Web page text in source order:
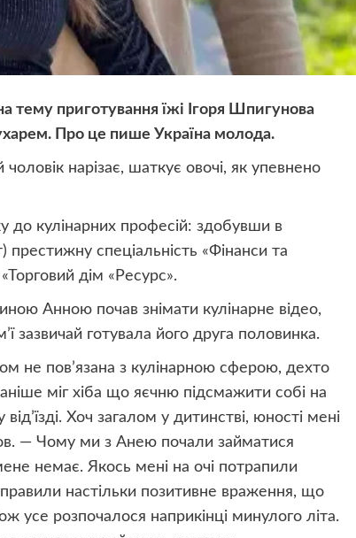
тему приготування їжі Ігоря Шпигунова
Про це пише Україна молода.
нарізає, шаткує овочі, як упевнено
до кулінарних професій: здобувши в
престижну спеціальність «Фінанси та
дім «Ресурс».
Анною почав знімати кулінарне відео,
зазвичай готувала його друга половинка.
не пов’язана з кулінарною сферою, дехто
міг хіба що яєчню підсмажити собі на
Хоч загалом у дитинстві, юності мені
— Чому ми з Анею почали займатися
немає. Якось мені на очі потрапили
настільки позитивне враження, що
усе розпочалося наприкінці минулого літа.